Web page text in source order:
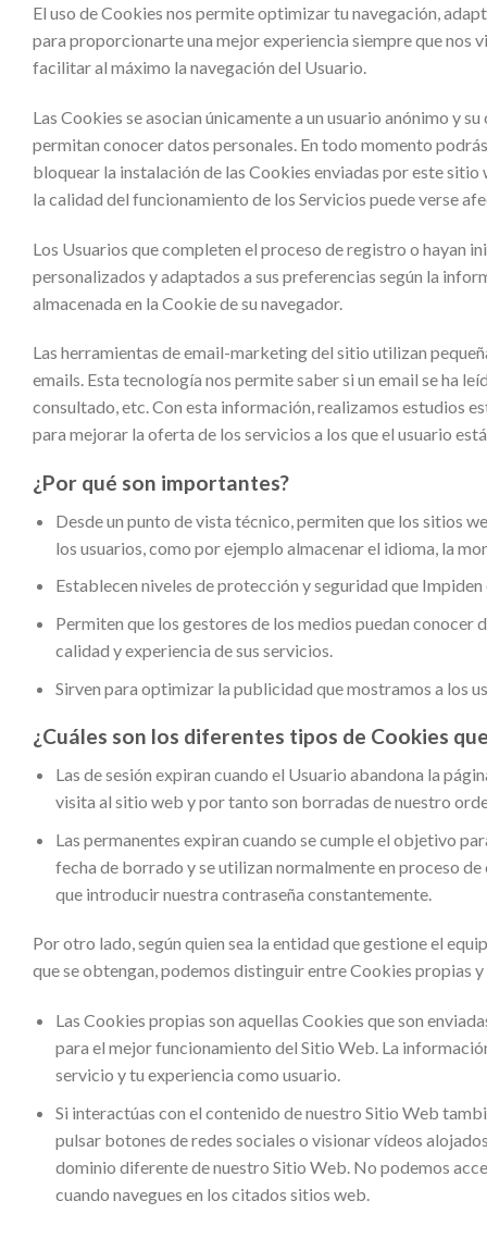
El uso de Cookies nos permite optimizar tu navegación,
para proporcionarte una mejor experiencia siempre que nos
facilitar al máximo la navegación del Usuario.
Las Cookies se asocian únicamente a un usuario anónimo y
permitan conocer datos personales. En todo momento
bloquear la instalación de las Cookies enviadas por este
la calidad del funcionamiento de los Servicios puede verse
Los Usuarios que completen el proceso de registro o hayan
personalizados y adaptados a sus preferencias según la
almacenada en la Cookie de su navegador.
Las herramientas de email-marketing del sitio utilizan
emails. Esta tecnología nos permite saber si un email se ha
consultado, etc. Con esta información, realizamos estudios
para mejorar la oferta de los servicios a los que el usuario
¿Por qué son importantes?
Desde un punto de vista técnico, permiten que los sitios
los usuarios, como por ejemplo almacenar el idioma, la
Establecen niveles de protección y seguridad que
Permiten que los gestores de los medios puedan
calidad y experiencia de sus servicios.
Sirven para optimizar la publicidad que mostramos a los
¿Cuáles son los diferentes tipos de Cookies
Las de sesión expiran cuando el Usuario abandona la
visita al sitio web y por tanto son borradas de nuestro
Las permanentes expiran cuando se cumple el objetivo
fecha de borrado y se utilizan normalmente en proceso
que introducir nuestra contraseña constantemente.
Por otro lado, según quien sea la entidad que gestione el
que se obtengan, podemos distinguir entre Cookies propias
Las Cookies propias son aquellas Cookies que son
para el mejor funcionamiento del Sitio Web. La
servicio y tu experiencia como usuario.
Si interactúas con el contenido de nuestro Sitio Web
pulsar botones de redes sociales o visionar vídeos
dominio diferente de nuestro Sitio Web. No podemos
cuando navegues en los citados sitios web.